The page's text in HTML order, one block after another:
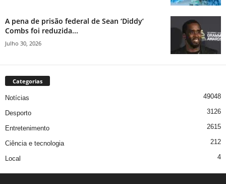
A pena de prisão federal de Sean ‘Diddy’
Combs foi reduzida...
Julho 30, 2026
Categorias
Notícias 49048
Desporto 3126
Entretenimento 2615
Ciência e tecnologia 212
Local 4